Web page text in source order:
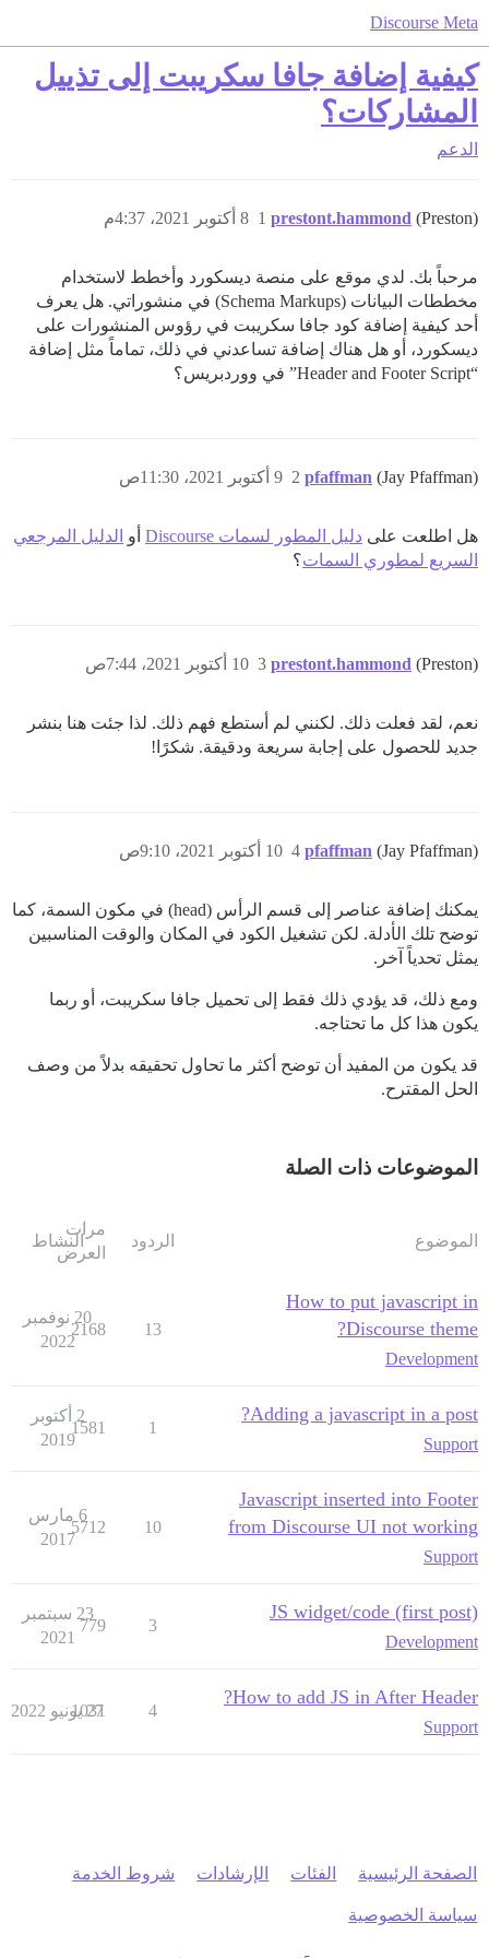
Discourse Meta
كيفية إضافة جافا سكريبت إلى تذييل
المشاركات؟
الدعم
prestont.hammond (Preston) 8 أكتوبر 2021، 4:37م 1
مرحباً بك. لدي موقع على منصة ديسكورد وأخطط لاستخدام
مخططات البيانات (Schema Markups) في منشوراتي. هل يعرف
أحد كيفية إضافة كود جافا سكريبت في رؤوس المنشورات على
ديسكورد، أو هل هناك إضافة تساعدني في ذلك، تماماً مثل إضافة
“Header and Footer Script” في ووردبريس؟
pfaffman (Jay Pfaffman) 9 أكتوبر 2021، 11:30ص 2
هل اطلعت على دليل المطور لسمات Discourse أو الدليل المرجعي
السريع لمطوري السمات؟
prestont.hammond (Preston) 10 أكتوبر 2021، 7:44ص 3
نعم، لقد فعلت ذلك. لكنني لم أستطع فهم ذلك. لذا جئت هنا بنشر
جديد للحصول على إجابة سريعة ودقيقة. شكرًا!
pfaffman (Jay Pfaffman) 10 أكتوبر 2021، 9:10ص 4
يمكنك إضافة عناصر إلى قسم الرأس (head) في مكون السمة، كما
توضح تلك الأدلة. لكن تشغيل الكود في المكان والوقت المناسبين
يمثل تحدياً آخر.
ومع ذلك، قد يؤدي ذلك فقط إلى تحميل جافا سكريبت، أو ربما
يكون هذا كل ما تحتاجه.
قد يكون من المفيد أن توضح أكثر ما تحاول تحقيقه بدلاً من وصف
الحل المقترح.
الموضوعات ذات الصلة
الموضوع الردود
مرات
العرض
النشاط
How to put javascript in
Discourse theme?
Development
13
2168
20 نوفمبر
2022
Adding a javascript in a post?
Support
1
1581
2 أكتوبر
2019
Javascript inserted into Footer
from Discourse UI not working
Support
10
5712
6 مارس
2017
JS widget/code (first post)
Development
3
779
23 سبتمبر
2021
How to add JS in After Header?
Support
4
1031
27 يونيو 2022
الصفحة الرئيسية الفئات الإرشادات شروط الخدمة
سياسة الخصوصية